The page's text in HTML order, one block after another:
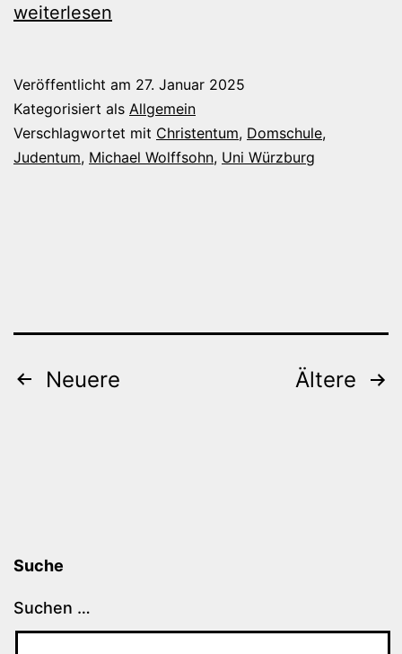
weiterlesen
Veröffentlicht am 27. Januar 2025
Kategorisiert als Allgemein
Verschlagwortet mit Christentum, Domschule,
Judentum, Michael Wolffsohn, Uni Würzburg
Beitragsnavigation
Neuere Ältere
Suche
Suchen …